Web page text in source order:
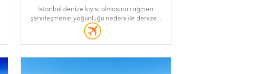
İstanbul denize kıyısı olmasına rağmen
şehirleşmenin yoğunluğu nedeni ile denize...